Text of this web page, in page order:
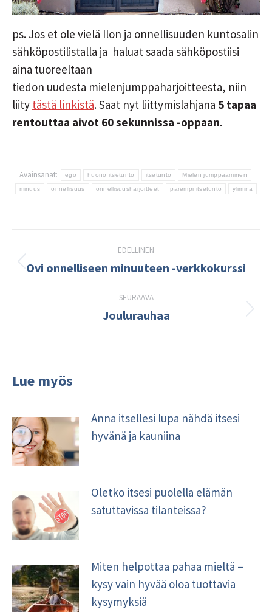
ps. Jos et ole vielä Ilon ja onnellisuuden kuntosalin
sähköpostilistalla ja haluat saada sähköpostiisi
aina tuoreeltaan
tiedon uudesta mielenjumppaharjoitteesta, niin
liity tästä linkistä. Saat nyt liittymislahjana 5 tapaa
rentouttaa aivot 60 sekunnissa -oppaan.
Avainsanat: ego huono itsetunto itsetunto Mielen jumppaaminen
minuus onnellisuus onnellisuusharjoitteet parempi itsetunto yliminä
navigation
EDELLINEN
Edellinen
Ovi onnelliseen minuuteen -verkkokurssi
SEURAAVA
Seuraava
Joulurauhaa
Lue myös
Anna itsellesi lupa nähdä itsesi
hyvänä ja kauniina
Oletko itsesi puolella elämän
satuttavissa tilanteissa?
Miten helpottaa pahaa mieltä –
kysy vain hyvää oloa tuottavia
kysymyksiä